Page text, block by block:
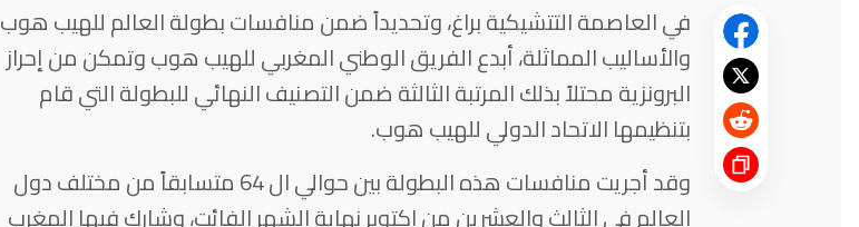
في العاصمة التتشيكية براغ، وتحديداً ضمن منافسات بطولة العالم للهيب هوب
والأساليب المماثلة، أبدع الفريق الوطني المغربي للهيب هوب وتمكن من إحراز
البرونزية محتلاً بذلك المرتبة الثالثة ضمن التصنيف النهائي للبطولة التي قام
بتنظيمها الاتحاد الدولي للهيب هوب.
وقد أجريت منافسات هذه البطولة بين حوالي ال 64 متسابقاً من مختلف دول
العالم في الثالث والعشرين من اكتوبر نهاية الشهر الفائت، وشارك فيها المغرب